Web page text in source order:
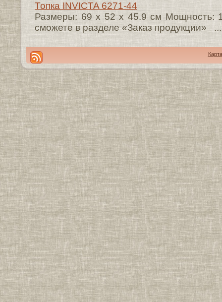
Топка INVICTA 6271-44
Размеры: 69 х 52 х 45.9 cм Мощность:
сможете в разделе «Заказ продукции» ...